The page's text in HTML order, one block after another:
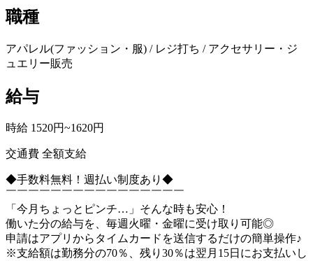
職種
アパレル(ファッション・服) / レジ打ち / アクセサリー・ジ
ュエリー販売
給与
時給 1520円~1620円
交通費 全額支給
◆手数料無料！週払い制度あり◆
￣￣￣￣￣￣￣￣￣￣￣￣￣￣￣￣
「今月ちょっとピンチ…」そんな時も安心！
働いた分の給与を、毎週火曜・金曜に受け取り可能◎
申請はアプリからタイムカードを送信するだけの簡単操作♪
※支給額は勤務分の70％、残り30％は翌月15日にお支払いし